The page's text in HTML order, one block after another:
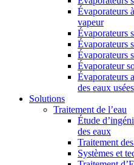
Évaporateurs
vapeur
Évaporateurs
Évaporateurs
Évaporateurs
Évaporateur
Évaporateurs
des eaux usées
Solutions
Traitement de l’eau
Étude
des eaux
Traitement
Systèmes et